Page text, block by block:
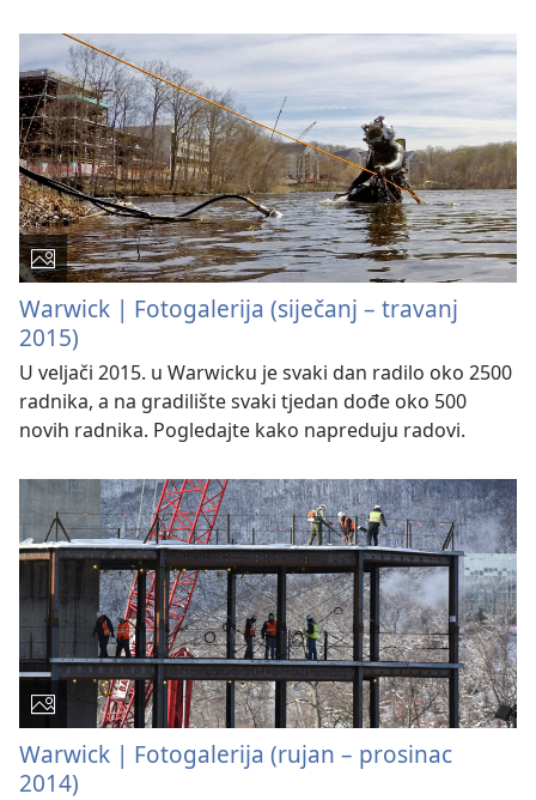
Warwick | Fotogalerija (siječanj – travanj
2015)
U veljači 2015. u Warwicku je svaki dan radilo oko 2500
radnika, a na gradilište svaki tjedan dođe oko 500
novih radnika. Pogledajte kako napreduju radovi.
Warwick | Fotogalerija (rujan – prosinac
2014)